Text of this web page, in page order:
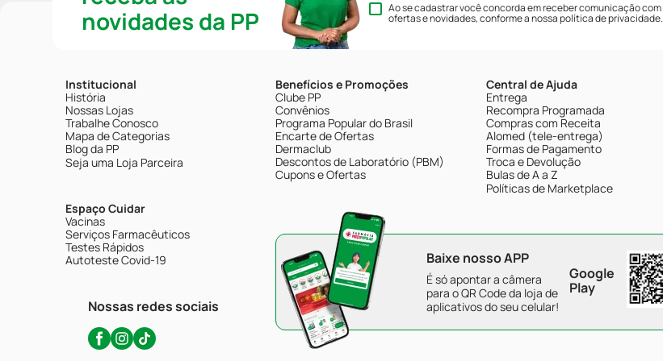
novidades da PP
Ao se cadastrar você concorda em receber comunicação com
ofertas e novidades, conforme a nossapolítica de privacidade.
Institucional
História
Nossas Lojas
Trabalhe Conosco
Mapa de Categorias
Blog da PP
Seja uma Loja Parceira
Espaço Cuidar
Vacinas
Serviços Farmacêuticos
Testes Rápidos
Autoteste Covid-19
Nossas redes sociais
Benefícios e Promoções
Clube PP
Convênios
Programa Popular do Brasil
Encarte de Ofertas
Dermaclub
Descontos de Laboratório (PBM)
Cupons e Ofertas
Central de Ajuda
Entrega
Recompra Programada
Compras com Receita
Alomed (tele-entrega)
Formas de Pagamento
Troca e Devolução
Bulas de A a Z
Políticas de Marketplace
Baixe nosso APP
É só apontar a câmera
para o QR Code da loja de
aplicativos do seu celular!
Google
Play